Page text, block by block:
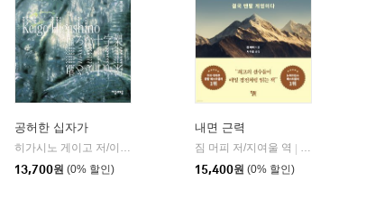
공허한 십자가
자음과모음
13,700원 (0% 할인)
내면 근력
짐 머피 저/지여울 역 |
15,400원 (0% 할인)